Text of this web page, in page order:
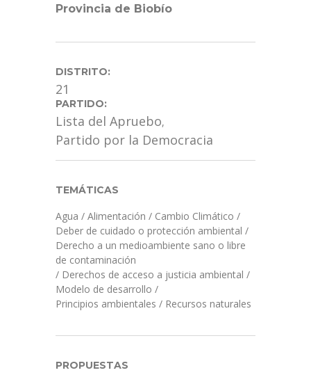
Provincia de Biobío
DISTRITO:
21
PARTIDO:
Lista del Apruebo,
Partido por la Democracia
TEMÁTICAS
Agua / Alimentación / Cambio Climático /
Deber de cuidado o protección ambiental /
Derecho a un medioambiente sano o libre
de contaminación
/ Derechos de acceso a justicia ambiental /
Modelo de desarrollo /
Principios ambientales / Recursos naturales
PROPUESTAS